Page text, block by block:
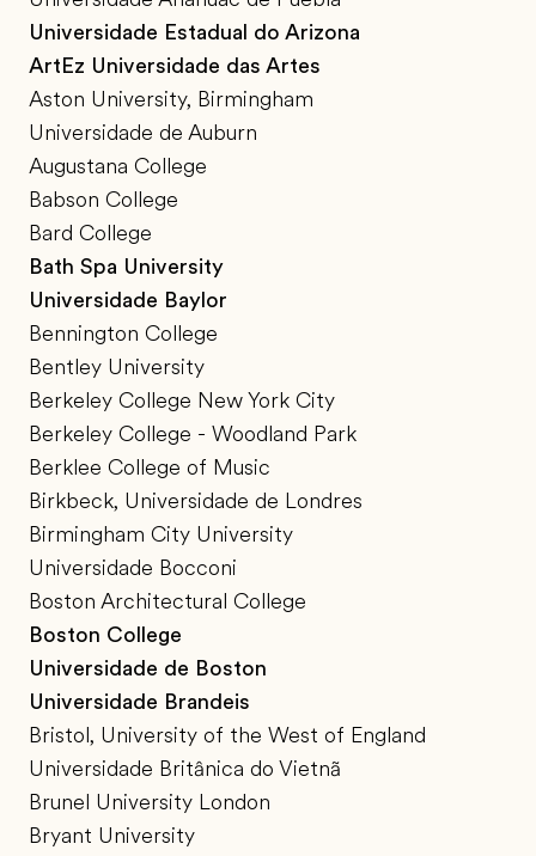
Universidade Estadual do Arizona
ArtEz Universidade das Artes
Aston University, Birmingham
Universidade de Auburn
Augustana College
Babson College
Bard College
Bath Spa University
Universidade Baylor
Bennington College
Bentley University
Berkeley College New York City
Berkeley College - Woodland Park
Berklee College of Music
Birkbeck, Universidade de Londres
Birmingham City University
Universidade Bocconi
Boston Architectural College
Boston College
Universidade de Boston
Universidade Brandeis
Bristol, University of the West of England
Universidade Britânica do Vietnã
Brunel University London
Bryant University